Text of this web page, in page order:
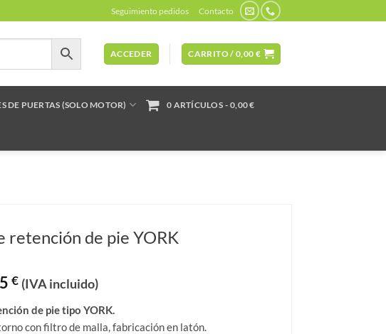
Seguimiento pedidos Contacto
ACCEDER CARRITO / 0,00 €
DE PUERTAS (SOLO MOTOR) 0 ARTÍCULOS 0,00 €
retención de pie YORK
€ (IVA incluido)
de pie tipo YORK.
con filtro de malla, fabricación en latón.